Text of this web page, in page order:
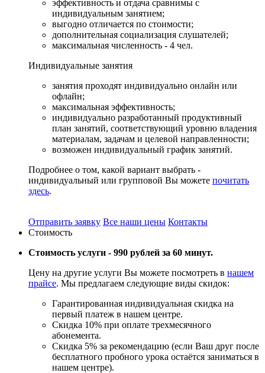
эффективность и отдача сравнимы с
индивидуальным занятием;
выгодно отличается по стоимости;
дополнительная социализация слушателей;
максимальная численность - 4 чел.
Индивидуальные занятия
занятия проходят индивидуально онлайн или
офлайн;
максимальная эффективность;
индивидуально разработанный продуктивный
план занятий, соответствующий уровню владения
материалам, задачам и целевой направленности;
возможен индивидуальный график занятий.
Подробнее о том, какой вариант выбрать -
индивидуальный или групповой Вы можете почитать
здесь.
Отправить заявку Все наши цены Контакты
Стоимость
Стоимость услуги - 990 рублей за 60 минут.
Цену на другие услуги Вы можете посмотреть в нашем
прайсе. Мы предлагаем следующие виды скидок:
Гарантированная индивидуальная скидка на
первый платеж в нашем центре.
Скидка 10% при оплате трехмесячного
абонемента.
Скидка 5% за рекомендацию (если Ваш друг после
бесплатного пробного урока остаётся заниматься в
нашем центре).